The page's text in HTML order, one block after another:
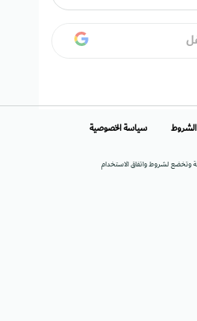
وتخضع لشروط واتفاق الاستخدام
سياسة الخصوصية